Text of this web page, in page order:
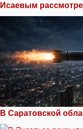
Исаевым
В Саратовской